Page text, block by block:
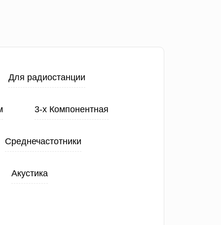
Для радиостанции
3-х Компонентная
Среднечастотники
Акустика